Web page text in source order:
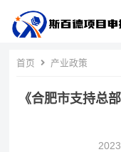
首页 产业政策
《合肥市支持总